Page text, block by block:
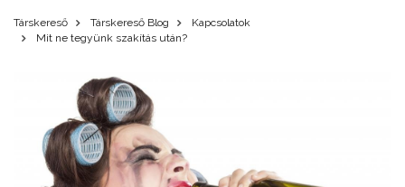
Társkereső Társkereső Blog
Kapcsolatok
Mit ne tegyünk szakítás után?